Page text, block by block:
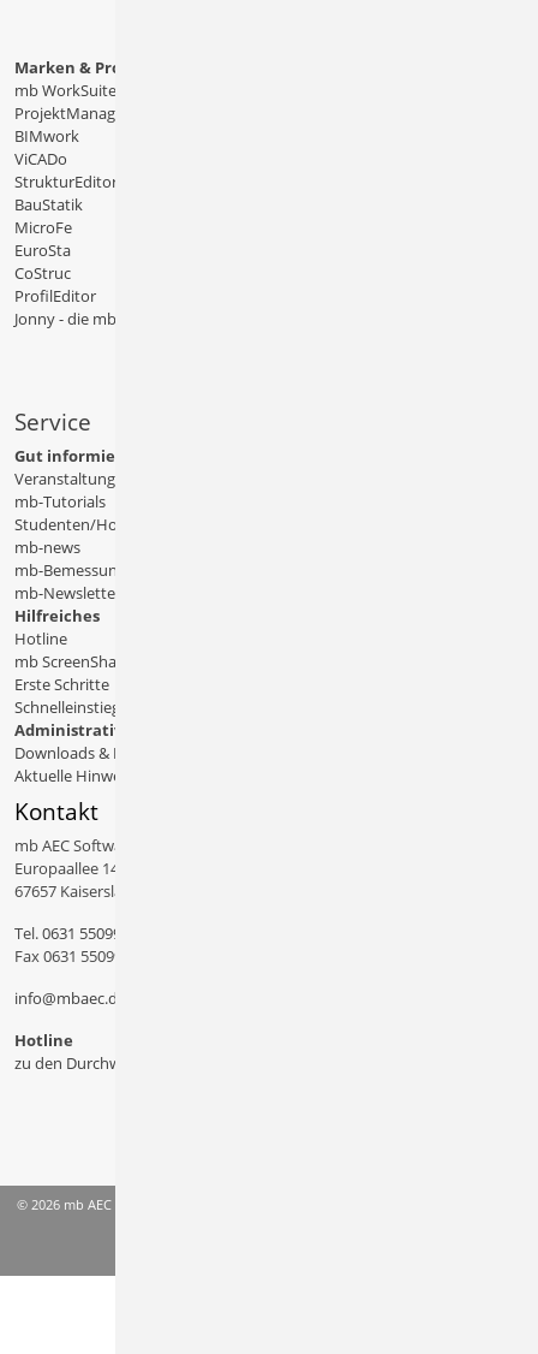
Marken & Produkte
mb WorkSuite
ProjektManager
BIMwork
ViCADo
StrukturEditor
BauStatik
MicroFe
EuroSta
CoStruc
ProfilEditor
Jonny - die mb-App
Service
Gut informiert
Veranstaltungen
mb-Tutorials
Studenten/Hochschule
mb-news
mb-Bemessungstafeln
mb-Newsletter
Hilfreiches
Hotline
mb ScreenShare
Erste Schritte
Schnelleinstiege & Doku
Administratives
Downloads & Patches
Aktuelle Hinweise
Kontakt
mb AEC Software GmbH
Europaallee 14
67657 Kaiserslautern
Tel.0631 550999 11
Fax 0631 550999 20
info@mbaec.de
Hotline
zu den Durchwahlen
© 2026 mb AEC Software GmbH